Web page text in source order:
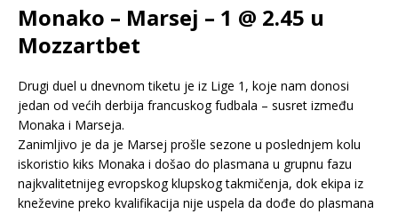
Monako – Marsej – 1 @ 2.45 u
Mozzartbet
Drugi duel u dnevnom tiketu je iz Lige 1, koje nam donosi
jedan od većih derbija francuskog fudbala – susret između
Monaka i Marseja.
Zanimljivo je da je Marsej prošle sezone u poslednjem kolu
iskoristio kiks Monaka i došao do plasmana u grupnu fazu
najkvalitetnijeg evropskog klupskog takmičenja, dok ekipa iz
kneževine preko kvalifikacija nije uspela da dođe do plasmana